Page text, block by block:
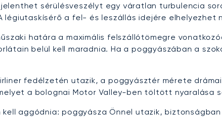
sérülésveszélyt egy váratlan turbulencia
légiutaskísérő a fel- és leszállás idejére elhelyezhet
határa a maximális felszállótömegre
belül kell maradnia. Ha a poggyászában a
fedélzetén utazik, a poggyásztér mérete
a bolognai Motor Valley-ben töltött nyaralása
aggódnia: poggyásza Önnel utazik,